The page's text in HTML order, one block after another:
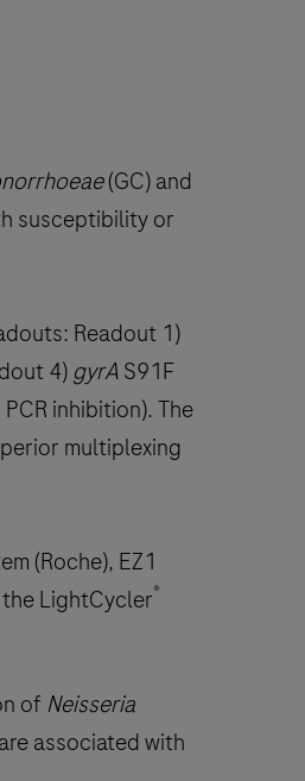
(GC) and
susceptibility or
Readout 1)
4) gyrAS91F
inhibition). The
multiplexing
(Roche), EZ1
the LightCycler®
of Neisseria
associated with